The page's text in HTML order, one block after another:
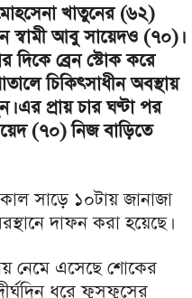
মোহসেনা খাতুনের (৬২)
স্বামী আবু সায়েদও (৭০)।
দিকে ব্রেন স্টোক করে
চিকিৎসাধীন অবস্থায়
এর প্রায় চার ঘণ্টা পর
(৭০) নিজ বাড়িতে
সাড়ে ১০টায় জানাজা
দাফন করা হয়েছে।
নেমে এসেছে শোকের
ধরে ফুসফুসের